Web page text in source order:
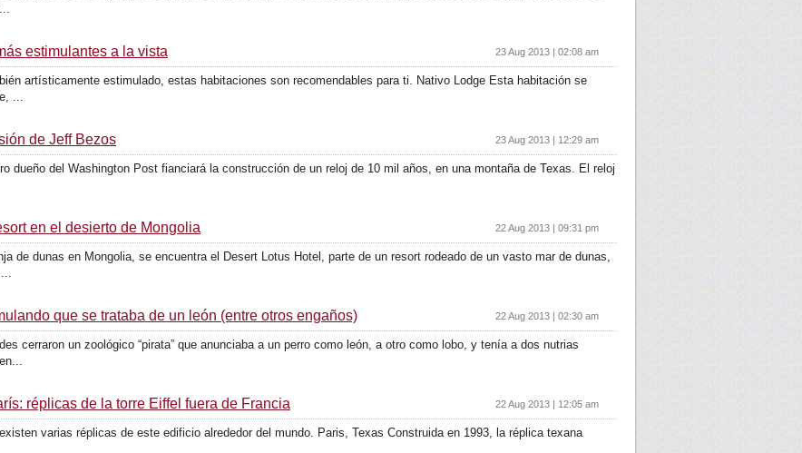
estimulantes a la vista 23 Aug 2013 | 02:08 am
artísticamente estimulado, estas habitaciones son recomendables para ti. Nativo Lodge Esta habitación se
...
de Jeff Bezos 23 Aug 2013 | 12:29 am
dueño del Washington Post fianciará la construcción de un reloj de 10 mil años, en una montaña de Texas. El reloj
en el desierto de Mongolia 22 Aug 2013 | 09:31 pm
de dunas en Mongolia, se encuentra el Desert Lotus Hotel, parte de un resort rodeado de un vasto mar de dunas,
que se trataba de un león (entre otros engaños) 22 Aug 2013 | 02:30 am
cerraron un zoológico “pirata” que anunciaba a un perro como león, a otro como lobo, y tenía a dos nutrias
réplicas de la torre Eiffel fuera de Francia 22 Aug 2013 | 12:05 am
varias réplicas de este edificio alrededor del mundo. Paris, Texas Construida en 1993, la réplica texana